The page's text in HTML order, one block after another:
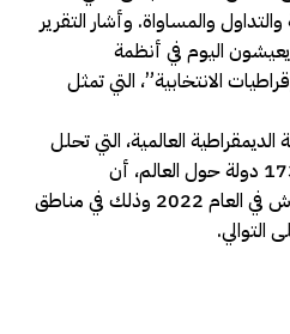
والتداول والمساواة. وأشار التقرير
يعيشون اليوم في أنظمة
الانتخابية”، التي تمثل
العالمية، التي تحلل
حالة الديمقراطية وجودتها في 173 دولة حول العالم، أن
الديمقراطية استمرّت في الانكماش في العام 2022 وذلك في مناطق
التوالي.